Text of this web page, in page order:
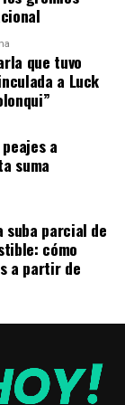
y en
futuro con
Ente, Claudio
ver
Hoy que
del
explicó que
que brinda
que
que tuvo
a Luck
a
suma
suba parcial de
cómo
a partir de